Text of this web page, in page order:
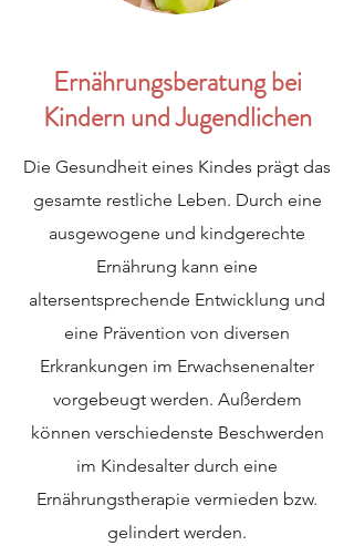
Ernährungsberatung bei
Kindern und Jugendlichen
Die Gesundheit eines Kindes prägt das
gesamte restliche Leben. Durch eine
ausgewogene und kindgerechte
Ernährung kann eine
altersentsprechende Entwicklung und
eine Prävention von diversen
Erkrankungen im Erwachsenenalter
vorgebeugt werden. Außerdem
können verschiedenste Beschwerden
im Kindesalter durch eine
Ernährungstherapie vermieden bzw.
gelindert werden.